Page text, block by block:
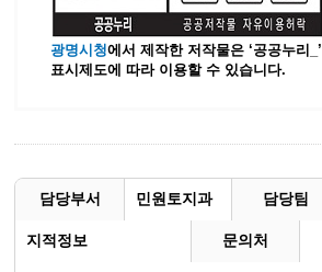
광명시청에서 제작한 저작물은 ‘공공누리_’
표시제도에 따라 이용할 수 있습니다.
담당부서 민원토지과 담당팀
지적정보 문의처